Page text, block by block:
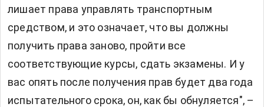
лишает права управлять транспортным
средством, и это означает, что вы должны
получить права заново, пройти все
соответствующие курсы, сдать экзамены. И у
вас опять после получения прав будет два года
испытательного срока, он, как бы обнуляется", –